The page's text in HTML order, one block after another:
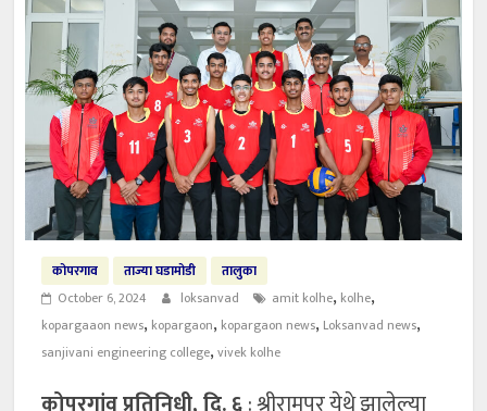
कोपरगाव ताज्या घडामोडी
तालुका
October 6, 2024
loksanvad amit kolhe, kolhe,
kopargaaon news, kopargaon, kopargaon news, Loksanvad news,
sanjivani engineering college,vivek kolhe